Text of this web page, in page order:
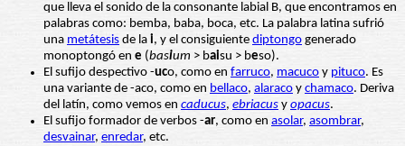
que lleva el sonido de la consonante labial B, que encontramos en
palabras como: bemba, baba, boca, etc. La palabra latina sufrió
una metátesis de la i, y el consiguiente diptongo generado
monoptongó en e (basium > baisu > beso).
El sufijo despectivo -uco, como en farruco, macuco y pituco. Es
una variante de -aco, como en bellaco, alaraco y chamaco. Deriva
del latín, como vemos en caducus, ebriacus y opacus.
El sufijo formador de verbos -ar, como en asolar, asombrar,
desvainar, enredar, etc.